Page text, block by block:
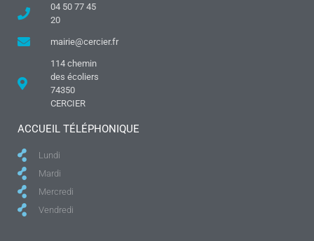
04 50 77 45
20
mairie@cercier.fr
114 chemin
des écoliers
74350
CERCIER
ACCUEIL TÉLÉPHONIQUE
Lundi
Mardi
Mercredi
Vendredi